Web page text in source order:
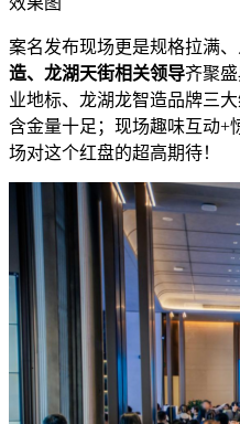
案名发布现场更是规格拉满、
造、龙湖天街相关领导齐聚
业地标、龙湖龙智造品牌三
含金量十足；现场趣味互动+
场对这个红盘的超高期待！